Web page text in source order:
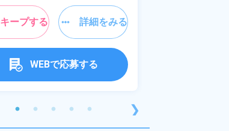
キープする 詳細をみる
WEBで応募する
❯